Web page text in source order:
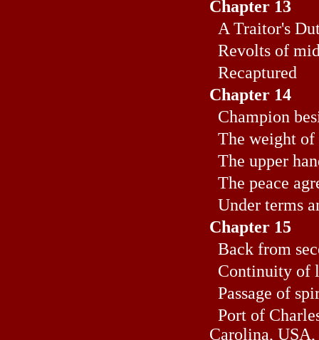
Chapter 13
A Traitor's
Revolts of
Recaptured
Chapter 14
Champion
The weight of
The upper
The peace
Under terms
Chapter 15
Back from
Continuity of
Passage of
Port of
Carolina,